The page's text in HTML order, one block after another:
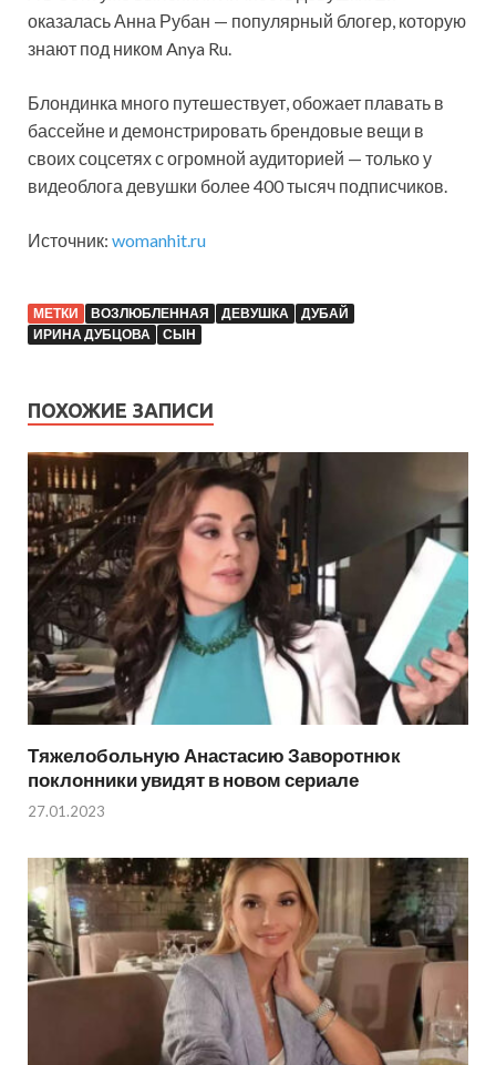
оказалась Анна Рубан — популярный блогер, которую
знают под ником Anya Ru.
Блондинка много путешествует, обожает плавать в
бассейне и демонстрировать брендовые вещи в
своих соцсетях с огромной аудиторией — только у
видеоблога девушки более 400 тысяч подписчиков.
Источник: womanhit.ru
МЕТКИ ВОЗЛЮБЛЕННАЯ ДЕВУШКА
ДУБАЙ
ИРИНА ДУБЦОВА
СЫН
ПОХОЖИЕ ЗАПИСИ
Тяжелобольную Анастасию Заворотнюк
поклонники увидят в новом сериале
27.01.2023